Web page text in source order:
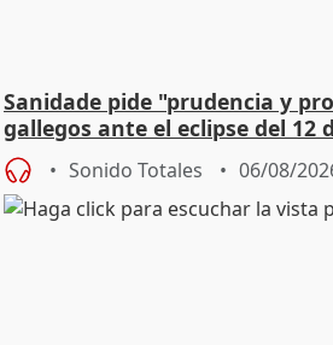
Sanidade pide "prudencia y
gallegos ante el eclipse del 12
Sonido Totales 06/08/